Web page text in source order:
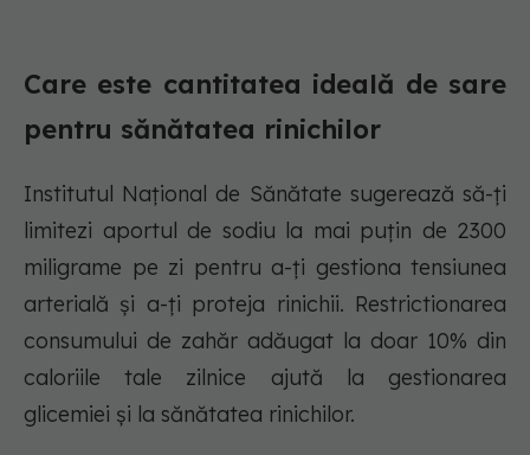
Care este cantitatea ideală de sare
pentru sănătatea rinichilor
Institutul Național de Sănătate sugerează să-ți
limitezi aportul de sodiu la mai puțin de 2300
miligrame pe zi pentru a-ți gestiona tensiunea
arterială și a-ți proteja rinichii. Restrictionarea
consumului de zahăr adăugat la doar 10% din
caloriile tale zilnice ajută la gestionarea
glicemiei și la sănătatea rinichilor.